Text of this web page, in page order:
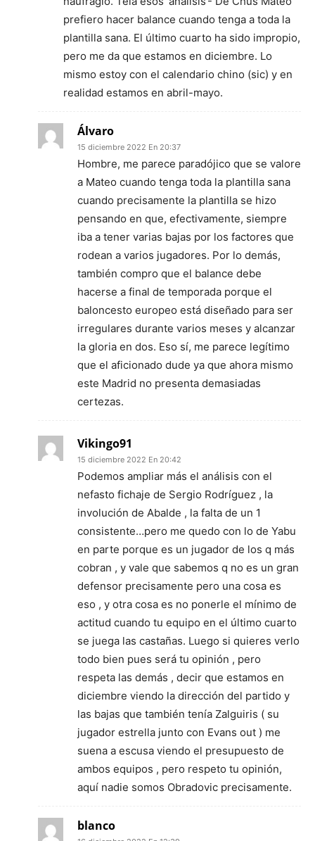
prefiero hacer balance cuando tenga a toda la
plantilla sana. El último cuarto ha sido impropio,
pero me da que estamos en diciembre. Lo
mismo estoy con el calendario chino (sic) y en
realidad estamos en abril-mayo.
Álvaro
15 diciembre 2022 En 20:37
Hombre, me parece paradójico que se valore
a Mateo cuando tenga toda la plantilla sana
cuando precisamente la plantilla se hizo
pensando en que, efectivamente, siempre
iba a tener varias bajas por los factores que
rodean a varios jugadores. Por lo demás,
también compro que el balance debe
hacerse a final de temporada porque el
baloncesto europeo está diseñado para ser
irregulares durante varios meses y alcanzar
la gloria en dos. Eso sí, me parece legítimo
que el aficionado dude ya que ahora mismo
este Madrid no presenta demasiadas
certezas.
Vikingo91
15 diciembre 2022 En 20:42
Podemos ampliar más el análisis con el
nefasto fichaje de Sergio Rodríguez , la
involución de Abalde , la falta de un 1
consistente…pero me quedo con lo de Yabu
en parte porque es un jugador de los q más
cobran , y vale que sabemos q no es un gran
defensor precisamente pero una cosa es
eso , y otra cosa es no ponerle el mínimo de
actitud cuando tu equipo en el último cuarto
se juega las castañas. Luego si quieres verlo
todo bien pues será tu opinión , pero
respeta las demás , decir que estamos en
diciembre viendo la dirección del partido y
las bajas que también tenía Zalguiris ( su
jugador estrella junto con Evans out ) me
suena a escusa viendo el presupuesto de
ambos equipos , pero respeto tu opinión,
aquí nadie somos Obradovic precisamente.
blanco